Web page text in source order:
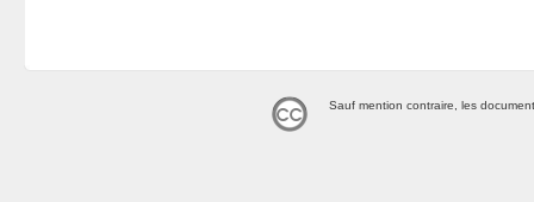
Sauf mention contraire, les